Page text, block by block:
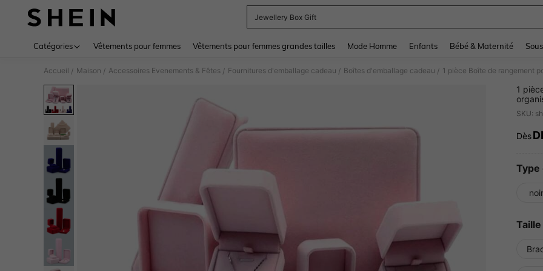
Jewellery Box Gift
Catégories Vêtements pour femmes Vêtements pour femmes grandes tailles Mode Homme Enfants Bébé & Maternité
Accueil / Maison / Accessoires Evenements & Fêtes / Fournitures d'emballage cadeau / Boîtes d'emballage cadeau /
1
peut
Fête
SKU:
Dès
Type
noir
Taille